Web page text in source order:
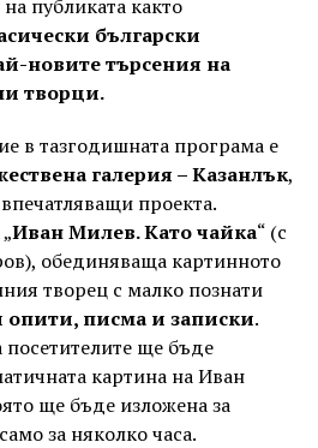
публиката както
български
новите търсения на
творци.
в тазгодишната програма е
галерия – Казанлък,
проекта.
Иван Милев. Като чайка“ (с
обединяваща картинното
творец с малко познати
опити, писма и записки.
посетителите ще бъде
картина на Иван
ще бъде изложена за
за няколко часа.